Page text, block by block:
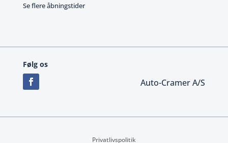
Se flere åbningstider
Følg os
Auto-Cramer A/S
Privatlivspolitik